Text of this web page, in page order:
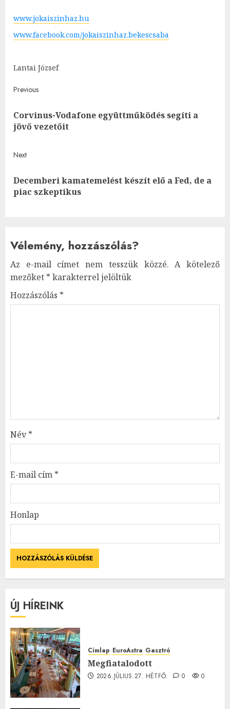
www.jokaiszinhaz.hu
www.facebook.com/jokaiszinhaz.bekescsaba
Lantai József
Post
navigation
Previous
Corvinus-Vodafone együttműködés segíti a
jövő vezetőit
Next
Next
post:
Decemberi kamatemelést készít elő a Fed, de a
piac szkeptikus
Vélemény, hozzászólás?
Az e-mail címet nem tesszük közzé. A kötelező
mezőket * karakterrel jelöltük
Hozzászólás *
Név*
E-mail cím *
Honlap
ÚJ HÍREINK
Címlap EuroAstra Gasztró
Megfiatalodott
2026.JÚLIUS.27. HÉTFŐ. 0 0